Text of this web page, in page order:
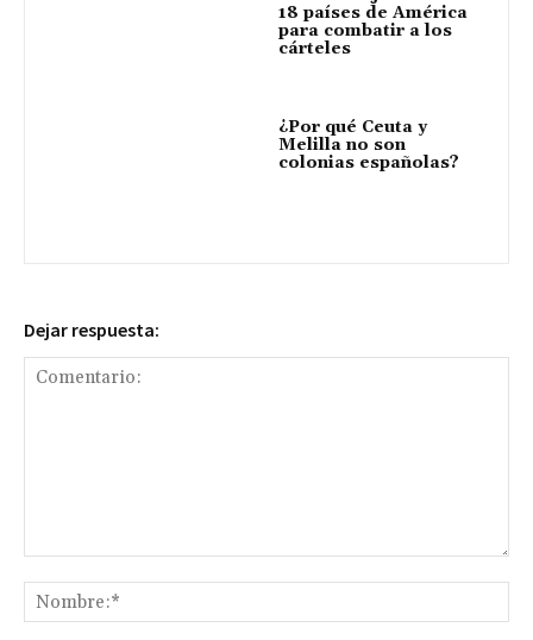
18 países de América
para combatir a los
cárteles
¿Por qué Ceuta y
Melilla no son
colonias españolas?
Dejar respuesta: